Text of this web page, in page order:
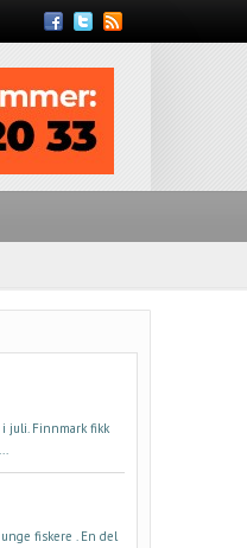
Feed
juli. Finnmark fikk
fiskere . En del